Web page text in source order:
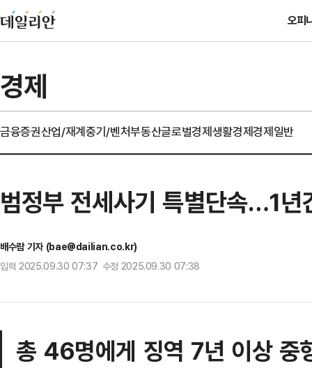
오피
경제
금융증권산업/재계중기/벤처부동산글로벌경제생활경제경제일반
범정부 전세사기 특별단속…1
배수람 기자 (bae@dailian.co.kr)
입력 2025.09.30 07:37 수정 2025.09.30 07:38
총 46명에게 징역 7년 이상